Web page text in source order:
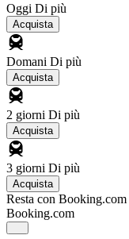
Oggi Di più
Acquista
Domani Di più
Acquista
2 giorni Di più
Acquista
3 giorni Di più
Acquista
Resta con Booking.com
Booking.com